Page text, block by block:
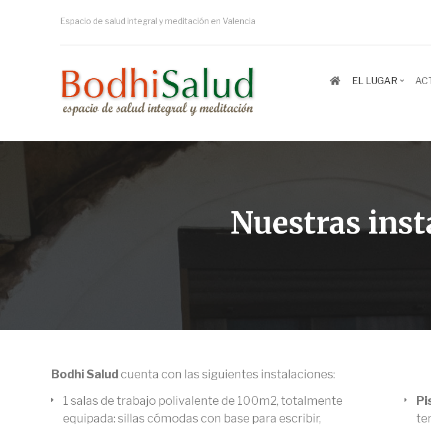
Espacio de salud integral y meditación en Valencia
EL LUGAR
Nuestras
Bodhi Salud cuenta con las siguientes instalaciones:
1 salas de trabajo polivalente de 100m2, totalmente
equipada: sillas cómodas con base para escribir,